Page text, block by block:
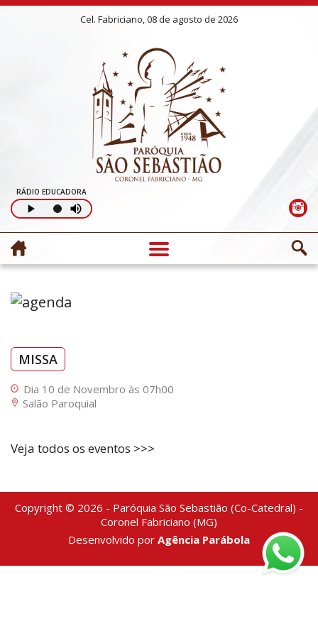
Cel. Fabriciano, 08 de agosto de 2026
RÁDIO EDUCADORA
MISSA
Dia 10 de Novembro às 07h00
Salão Paroquial
Veja todos os eventos >>>
Copyright © 2026 - Paróquia São Sebastião (Co-Catedral) -
Coronel Fabriciano (MG)
Desenvolvido por Agência Parábola